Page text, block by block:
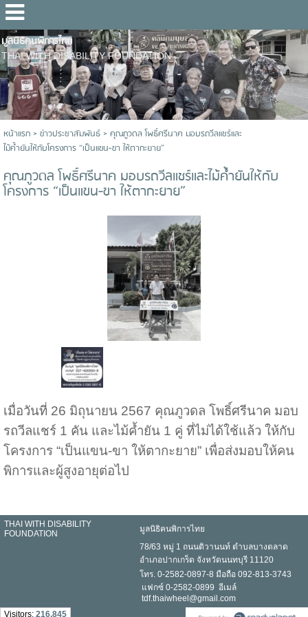
มูลนิธิคนพิการไทย
THAI WITH DISABILITY FOUNDATION
หน้าแรก> ข่าวประชาสัมพันธ์> คุณภูวดล โพธิ์ศรีนาค มอบรถวีลแชร์และ
ไม้ค้ำยันให้กับโครงการ “เป็นแขน-ขา ให้ตากะยาย”
คุณภูวดล โพธิ์ศรีนาค มอบรถวีลแชร์และไม้ค้ำยันให้กับ
โครงการ “เป็นแขน-ขา ให้ตากะยาย”
เมื่อวันที่ 26 มิถุนายน 2567 คุณภูวดล โพธิ์ศรีนาค มอบ
รถวีลแชร์ 1 คัน และไม้ค้ำยัน 1 คู่ ที่ไม่ได้ใช้แล้ว ให้กับ
โครงการ “เป็นแขน-ขา ให้ตากะยาย” เพื่อส่งมอบให้คน
พิการและผู้สูงอายุต่อไป
THAI WITH DISABILITY
FOUNDATION
มูลนิธิคนพิการไทย
78/63 หมู่ 1 ถนนติวานนท์ ตำบลบางตลาด
อำเภอปากเกร็ด จังหวัดนนทบุรี 11120
โทร. 0-2582-0897-8 มือถือ 092-813-3743
แฟกซ์ 0-2582-0899 อีเมล์
tdf.thaiwheel@gmail.com
Visitors: 216,845